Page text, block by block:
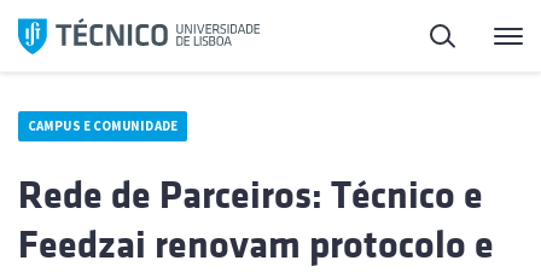
Saltar
para
Pesquisa
CAMPUS E COMUNIDADE
Rede de Parceiros: Técnico e
Feedzai renovam protocolo e